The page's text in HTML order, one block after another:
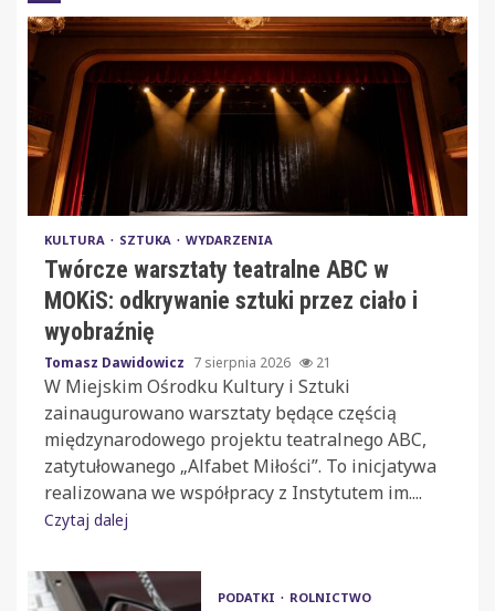
KULTURA SZTUKA WYDARZENIA
Twórcze warsztaty teatralne ABC w
MOKiS: odkrywanie sztuki przez ciało i
wyobraźnię
Tomasz Dawidowicz 7 sierpnia 2026 21
W Miejskim Ośrodku Kultury i Sztuki
zainaugurowano warsztaty będące częścią
międzynarodowego projektu teatralnego ABC,
zatytułowanego „Alfabet Miłości”. To inicjatywa
realizowana we współpracy z Instytutem im....
Czytaj dalej
PODATKI ROLNICTWO